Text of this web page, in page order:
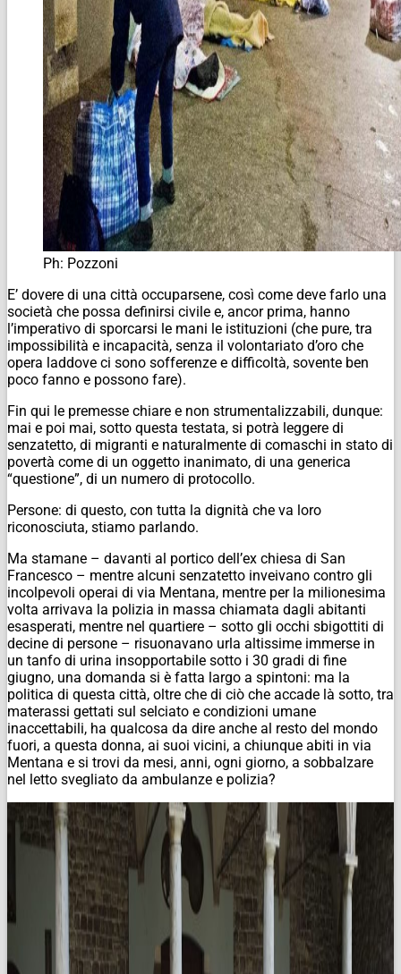
Ph: Pozzoni
E’ dovere di una città occuparsene, così come deve farlo una
società che possa definirsi civile e, ancor prima, hanno
l’imperativo di sporcarsi le mani le istituzioni (che pure, tra
impossibilità e incapacità, senza il volontariato d’oro che
opera laddove ci sono sofferenze e difficoltà, sovente ben
poco fanno e possono fare).
Fin qui le premesse chiare e non strumentalizzabili, dunque:
mai e poi mai, sotto questa testata, si potrà leggere di
senzatetto, di migranti e naturalmente di comaschi in stato di
povertà come di un oggetto inanimato, di una generica
“questione”, di un numero di protocollo.
Persone: di questo, con tutta la dignità che va loro
riconosciuta, stiamo parlando.
Ma stamane – davanti al portico dell’ex chiesa di San
Francesco – mentre alcuni senzatetto inveivano contro gli
incolpevoli operai di via Mentana, mentre per la milionesima
volta arrivava la polizia in massa chiamata dagli abitanti
esasperati, mentre nel quartiere – sotto gli occhi sbigottiti di
decine di persone – risuonavano urla altissime immerse in
un tanfo di urina insopportabile sotto i 30 gradi di fine
giugno, una domanda si è fatta largo a spintoni: ma la
politica di questa città, oltre che di ciò che accade là sotto, tra
materassi gettati sul selciato e condizioni umane
inaccettabili, ha qualcosa da dire anche al resto del mondo
fuori, a questa donna, ai suoi vicini, a chiunque abiti in via
Mentana e si trovi da mesi, anni, ogni giorno, a sobbalzare
nel letto svegliato da ambulanze e polizia?